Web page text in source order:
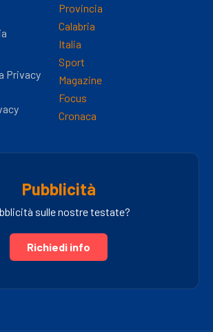
Privacy
Provincia
Calabria
Italia
Sport
Magazine
Focus
Cronaca
Pubblicità
sulle nostre testate?
Richiedi info